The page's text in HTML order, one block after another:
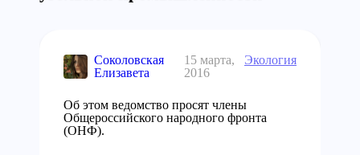
Соколовская
Елизавета
15 марта,
2016
Экология
Об этом ведомство просят члены
Общероссийского народного фронта
(ОНФ).